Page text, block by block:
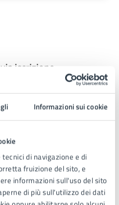
Informazioni sui cookie
di navigazione e di
fruizione del sito, e
informazioni sull'uso del sito
di più sull'utilizzo dei dati
iscrizione
dei pupazzi in biblioteca